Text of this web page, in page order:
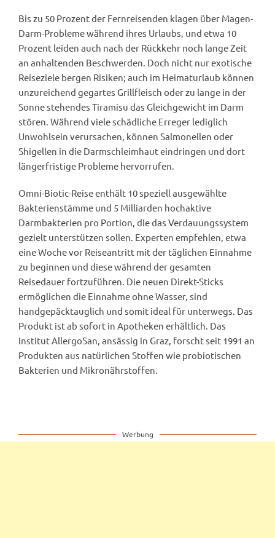
Bis zu 50 Prozent der Fernreisenden klagen über Magen-
Darm-Probleme während ihres Urlaubs, und etwa 10
Prozent leiden auch nach der Rückkehr noch lange Zeit
an anhaltenden Beschwerden. Doch nicht nur exotische
Reiseziele bergen Risiken; auch im Heimaturlaub können
unzureichend gegartes Grillfleisch oder zu lange in der
Sonne stehendes Tiramisu das Gleichgewicht im Darm
stören. Während viele schädliche Erreger lediglich
Unwohlsein verursachen, können Salmonellen oder
Shigellen in die Darmschleimhaut eindringen und dort
längerfristige Probleme hervorrufen.
Omni-Biotic-Reise enthält 10 speziell ausgewählte
Bakterienstämme und 5 Milliarden hochaktive
Darmbakterien pro Portion, die das Verdauungssystem
gezielt unterstützen sollen. Experten empfehlen, etwa
eine Woche vor Reiseantritt mit der täglichen Einnahme
zu beginnen und diese während der gesamten
Reisedauer fortzuführen. Die neuen Direkt-Sticks
ermöglichen die Einnahme ohne Wasser, sind
handgepäcktauglich und somit ideal für unterwegs. Das
Produkt ist ab sofort in Apotheken erhältlich. Das
Institut AllergoSan, ansässig in Graz, forscht seit 1991 an
Produkten aus natürlichen Stoffen wie probiotischen
Bakterien und Mikronährstoffen.
Werbung